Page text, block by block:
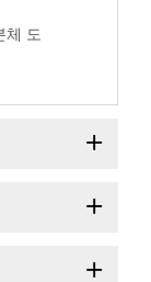
체 도